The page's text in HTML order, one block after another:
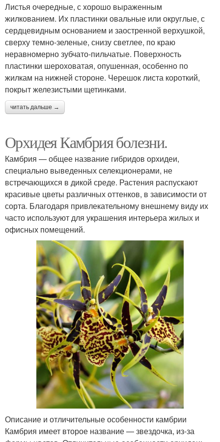
Листья очередные, с хорошо выраженным
жилкованием. Их пластинки овальные или округлые, с
сердцевидным основанием и заостренной верхушкой,
сверху темно-зеленые, снизу светлее, по краю
неравномерно зубчато-пильчатые. Поверхность
пластинки шероховатая, опушенная, особенно по
жилкам на нижней стороне. Черешок листа короткий,
покрыт железистыми щетинками.
читать дальше →
Орхидея Камбрия болезни.
Камбрия — общее название гибридов орхидеи,
специально выведенных селекционерами, не
встречающихся в дикой среде. Растения распускают
красивые цветы различных оттенков, в зависимости от
сорта. Благодаря привлекательному внешнему виду их
часто используют для украшения интерьера жилых и
офисных помещений.
Описание и отличительные особенности камбрии
Камбрия имеет второе название — звездочка, из-за